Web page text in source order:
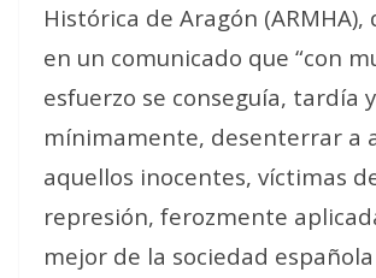
Histórica de Aragón (ARMHA),
en un comunicado que “con
esfuerzo se conseguía, tardía y
mínimamente, desenterrar a
aquellos inocentes, víctimas
represión, ferozmente
mejor de la sociedad